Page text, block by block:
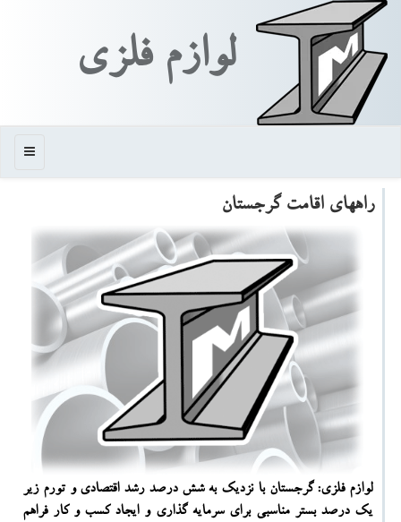
لوازم فلزی
منو
راههای اقامت گرجستان
لوازم فلزی: گرجستان با نزدیك به شش درصد رشد اقتصادی و تورم زیر
یك درصد بستر مناسبی برای سرمایه گذاری و ایجاد كسب و كار فراهم